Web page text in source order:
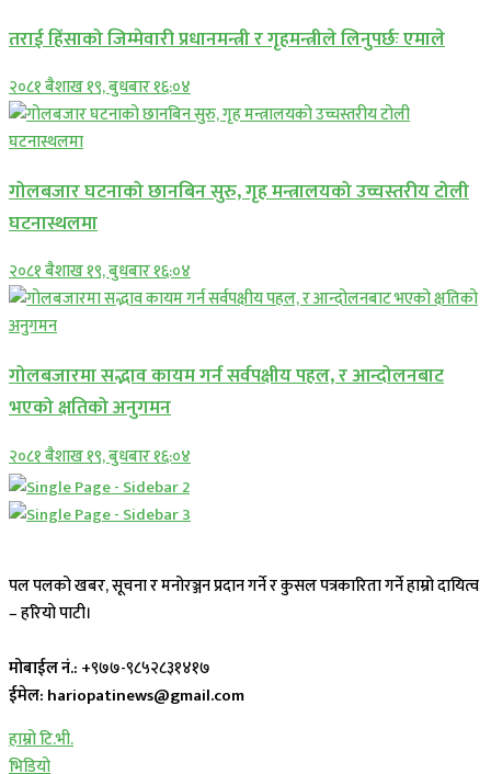
तराई हिंसाको जिम्मेवारी प्रधानमन्त्री र गृहमन्त्रीले लिनुपर्छः एमाले
२०८१ बैशाख १९, बुधबार १६:०४
गोलबजार घटनाको छानबिन सुरु, गृह मन्त्रालयको उच्चस्तरीय टोली
घटनास्थलमा
२०८१ बैशाख १९, बुधबार १६:०४
गोलबजारमा सद्भाव कायम गर्न सर्वपक्षीय पहल, र आन्दोलनबाट
भएको क्षतिको अनुगमन
२०८१ बैशाख १९, बुधबार १६:०४
पल पलको खबर, सूचना र मनोरञ्जन प्रदान गर्ने र कुसल पत्रकारिता गर्ने हाम्रो दायित्व
– हरियो पाटी।
मोबाईल नं.: +९७७-९८५२८३१४१७
ईमेल: hariopatinews@gmail.com
हाम्रो टि.भी.
भिडियो